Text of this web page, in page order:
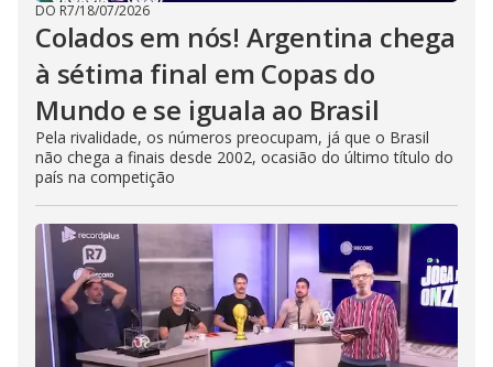
DO R7/18/07/2026
Colados em nós! Argentina chega
à sétima final em Copas do
Mundo e se iguala ao Brasil
Pela rivalidade, os números preocupam, já que o Brasil
não chega a finais desde 2002, ocasião do último título do
país na competição